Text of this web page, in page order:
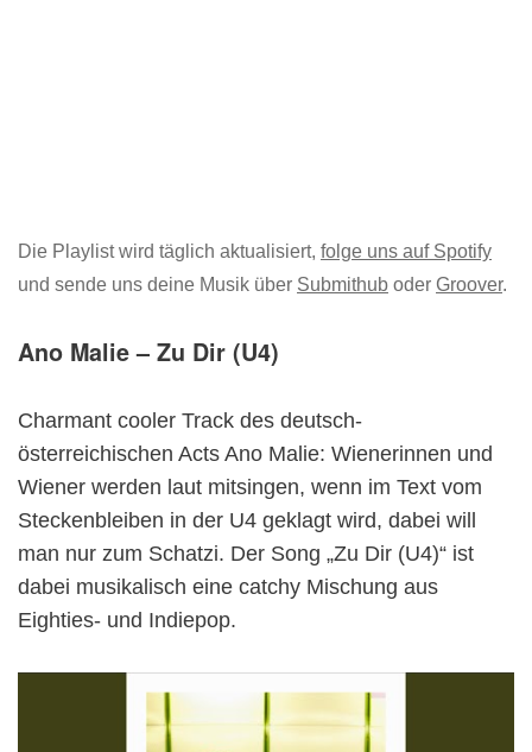
Die Playlist wird täglich aktualisiert, folge uns auf Spotify
und sende uns deine Musik über Submithub oder Groover.
Ano Malie – Zu Dir (U4)
Charmant cooler Track des deutsch-
österreichischen Acts Ano Malie: Wienerinnen und
Wiener werden laut mitsingen, wenn im Text vom
Steckenbleiben in der U4 geklagt wird, dabei will
man nur zum Schatzi. Der Song „Zu Dir (U4)“ ist
dabei musikalisch eine catchy Mischung aus
Eighties- und Indiepop.